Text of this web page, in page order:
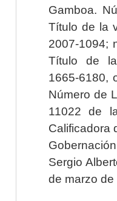
Gamboa.
Título de la
2007-1094;
Título de la
1665-6180,
Número de
11022 de
Calificadora
Sergio
de marzo de